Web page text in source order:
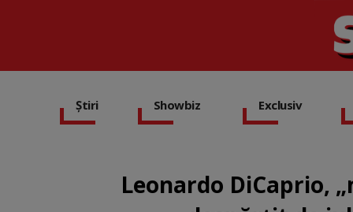
Știri Showbiz Exclusiv
Leonardo DiCaprio,